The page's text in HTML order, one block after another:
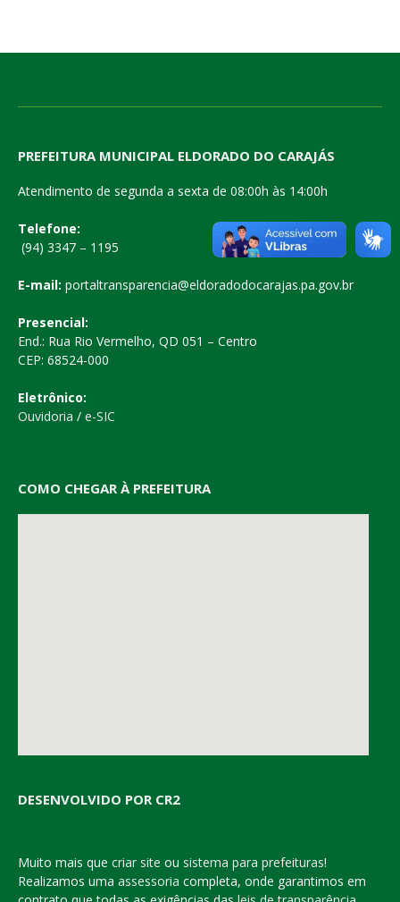
PREFEITURA MUNICIPAL ELDORADO DO CARAJÁS
Atendimento de segunda a sexta de 08:00h às 14:00h
Telefone:
(94) 3347 – 1195
E-mail: portaltransparencia@eldoradodocarajas.pa.gov.br
Presencial:
End.: Rua Rio Vermelho, QD 051 – Centro
CEP: 68524-000
Eletrônico:
Ouvidoria / e-SIC
COMO CHEGAR À PREFEITURA
DESENVOLVIDO POR CR2
Muito mais que criar site ou sistema para prefeituras!
Realizamos uma assessoria completa, onde garantimos em